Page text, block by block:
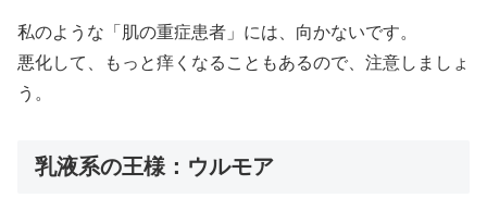
私のような「肌の重症患者」には、向かないです。
悪化して、もっと痒くなることもあるので、注意しましょ
う。
乳液系の王様：ウルモア